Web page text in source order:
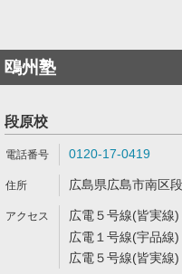
鴎州塾
段原校
0120-17-0419
広島県広島市南区
広電５号線(皆実線
広電１号線(宇品線
広電５号線(皆実線